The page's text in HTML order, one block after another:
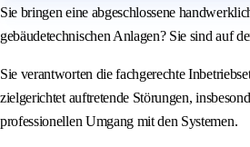
Sie bringen eine abgeschlossene
gebäudetechnischen Anlagen? Sie sind auf
Sie verantworten die fachgerechte
zielgerichtet auftretende Störungen,
professionellen Umgang mit den Systemen.